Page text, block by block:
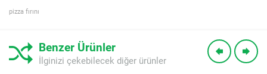
pizza fırını
Benzer Ürünler
İlginizi çekebilecek diğer ürünler